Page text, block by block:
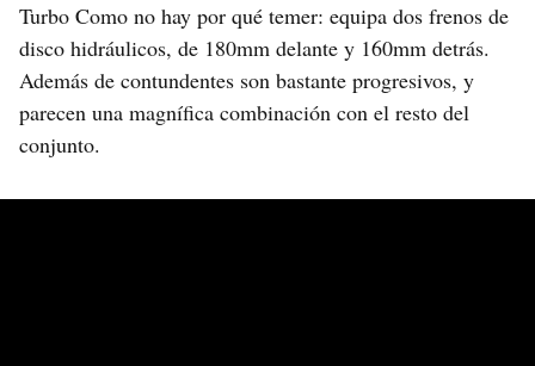
Turbo Como no hay por qué temer: equipa dos frenos de
disco hidráulicos, de 180mm delante y 160mm detrás.
Además de contundentes son bastante progresivos, y
parecen una magnífica combinación con el resto del
conjunto.